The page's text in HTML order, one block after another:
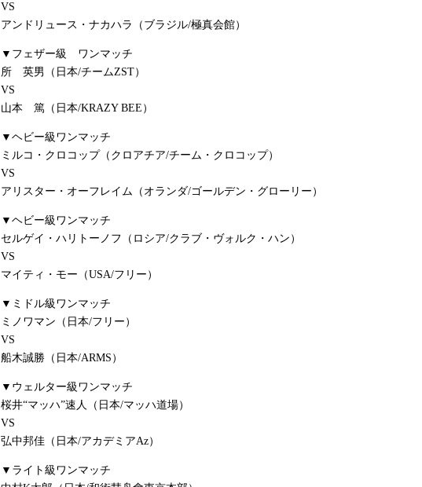
VS
アンドリュース・ナカハラ（ブラジル/極真会館）
▼フェザー級 ワンマッチ
所 英男（日本/チームZST）
VS
山本 篤（日本/KRAZY BEE）
▼ヘビー級ワンマッチ
ミルコ・クロコップ（クロアチア/チーム・クロコップ）
VS
アリスター・オーフレイム（オランダ/ゴールデン・グローリー）
▼ヘビー級ワンマッチ
セルゲイ・ハリトーノフ（ロシア/クラブ・ヴォルク・ハン）
VS
マイティ・モー（USA/フリー）
▼ミドル級ワンマッチ
ミノワマン（日本/フリー）
VS
船木誠勝（日本/ARMS）
▼ウェルター級ワンマッチ
桜井“マッハ”速人（日本/マッハ道場）
VS
弘中邦佳（日本/アカデミアAz）
▼ライト級ワンマッチ